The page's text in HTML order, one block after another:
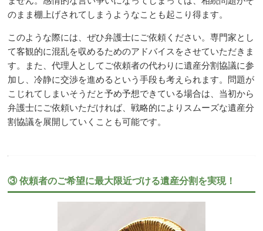
のまま棚上げされてしまうようなことも起こり得ます。
このような際には、ぜひ弁護士にご依頼ください。専門家とし
て客観的に混乱を収めるためのアドバイスをさせていただきま
す。また、代理人としてご依頼者の代わりに遺産分割協議に参
加し、冷静に交渉を進めるという手段も考えられます。問題が
こじれてしまいそうだと予め予想できている場合は、当初から
弁護士にご依頼いただければ、戦略的によりスムーズな遺産分
割協議を展開していくことも可能です。
③ 依頼者のご希望に最大限近づける遺産分割を実現！